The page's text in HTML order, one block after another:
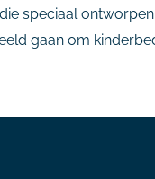
speciaal
gaan om